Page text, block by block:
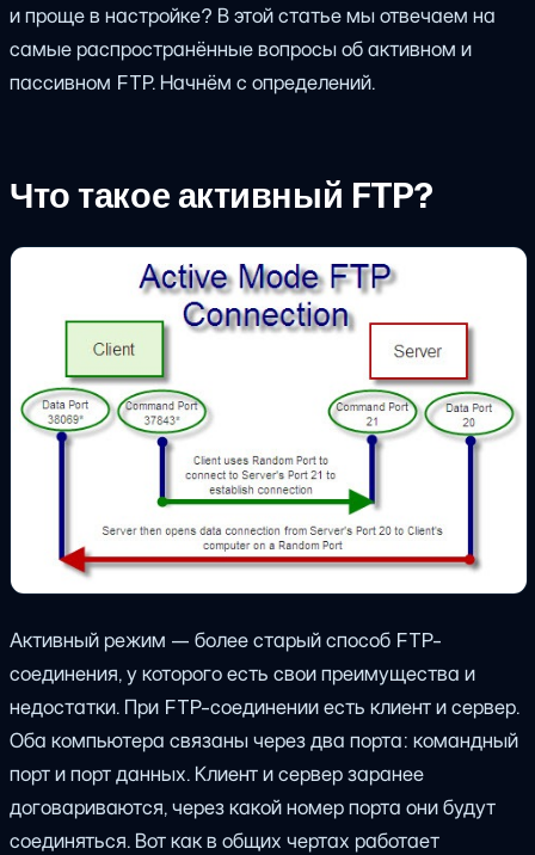
и проще в настройке? В этой статье мы отвечаем на
самые распространённые вопросы об активном и
пассивном FTP. Начнём с определений.
Что такое активный FTP?
Активный режим — более старый способ FTP-
соединения, у которого есть свои преимущества и
недостатки. При FTP-соединении есть клиент и сервер.
Оба компьютера связаны через два порта: командный
порт и порт данных. Клиент и сервер заранее
договариваются, через какой номер порта они будут
соединяться. Вот как в общих чертах работает